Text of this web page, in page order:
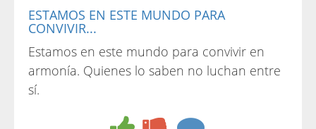
ESTAMOS EN ESTE MUNDO PARA
CONVIVIR...
Estamos en este mundo para convivir en
armonía. Quienes lo saben no luchan entre
sí.